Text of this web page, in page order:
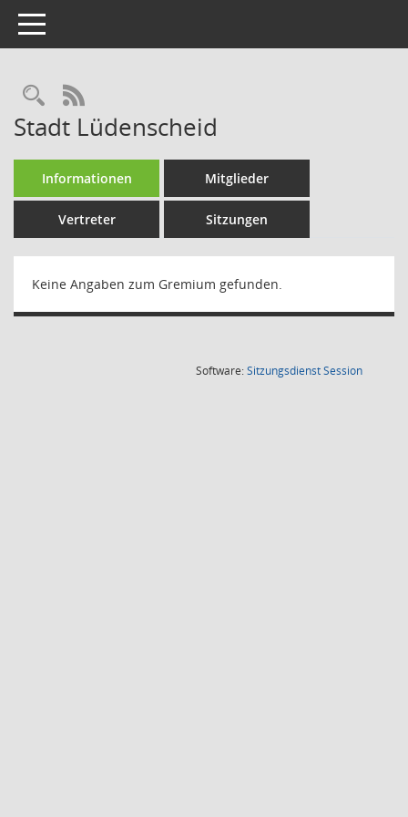
Toggle navigation
Rechercheauswahl
RSS-Feed
Stadt Lüdenscheid
Informationen Mitglieder
Vertreter Sitzungen
Keine Angaben zum Gremium gefunden.
Software:SitzungsdienstSession(Wird in